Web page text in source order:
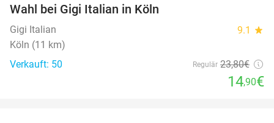
Wahl bei Gigi Italian in Köln
Gigi Italian 9.1 star
Köln (11 km)
Verkauft: 50
Regulär 23,80€
14,90€